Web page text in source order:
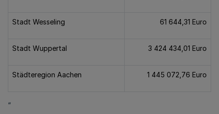
Stadt Wesseling 61 644,31 Euro
Stadt Wuppertal 3 424 434,01 Euro
Städteregion Aachen 1 445 072,76 Euro
“